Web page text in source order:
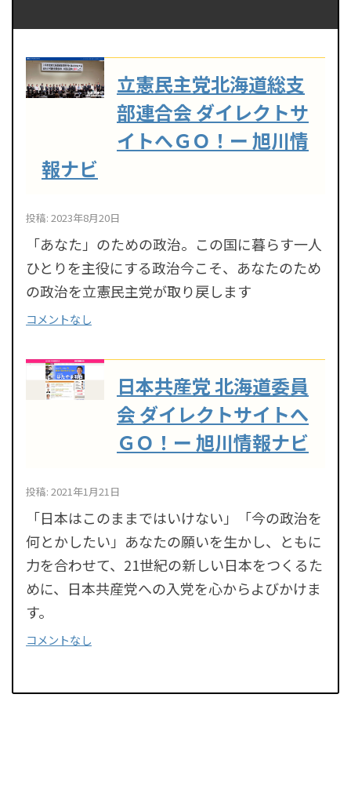
立憲民主党北海道総支
部連合会 ダイレクトサ
イトへＧＯ！ー 旭川情
報ナビ
投稿: 2023年8月20日
「あなた」のための政治。この国に暮らす一人
ひとりを主役にする政治今こそ、あなたのため
の政治を立憲民主党が取り戻します
コメントなし
日本共産党 北海道委員
会 ダイレクトサイトへ
ＧＯ！ー 旭川情報ナビ
投稿: 2021年1月21日
「日本はこのままではいけない」「今の政治を
何とかしたい」あなたの願いを生かし、ともに
力を合わせて、21世紀の新しい日本をつくるた
めに、日本共産党への入党を心からよびかけま
す。
コメントなし